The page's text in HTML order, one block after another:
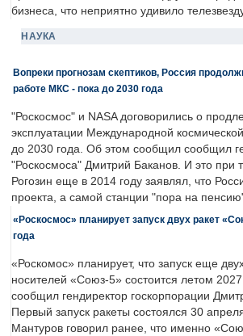
бизнеса, что неприятно удивило
НАУКА
Вопреки прогнозам скептиков, Россия
работе МКС - пока до 2030 года
"Роскосмос" и NASA договорились о
эксплуатации Международной
до 2030 года. Об этом сообщил сообщил
"Роскосмоса" Дмитрий Баканов. И это при
Рогозин еще в 2014 году заявлял, что
проекта, а самой станции "пора на
«Роскосмос» планирует запуск двух ракет
года
«Роскомос» планирует, что запуск еще
носителей «Союз-5» состоится летом
сообщил гендиректор госкорпорации
Первый запуск ракеты состоялся 30
Мантуров говорил ранее, что именно